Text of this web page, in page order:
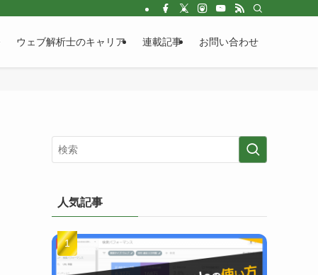
ウェブ解析士のキャリア 連載記事 お問い合わせ
人気記事